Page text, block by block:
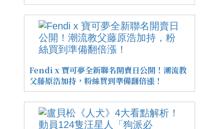
Fendi x 寶可夢全新聯名開賣日公開！潮流教
父藤原浩加持，粉絲買到準備翻倍漲！